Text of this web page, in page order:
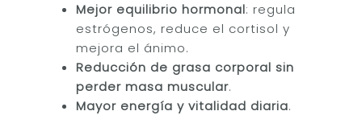
Mejor equilibrio hormonal: regula
estrógenos, reduce el cortisol y
mejora el ánimo.
Reducción de grasa corporal sin
perder masa muscular.
Mayor energía y vitalidad diaria.